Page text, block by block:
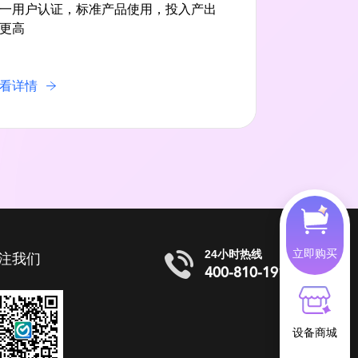
用户认证，标准产品使用，投入产出
高
详情
我们 24小时热线
400-810-1919
立即购买
设备商城